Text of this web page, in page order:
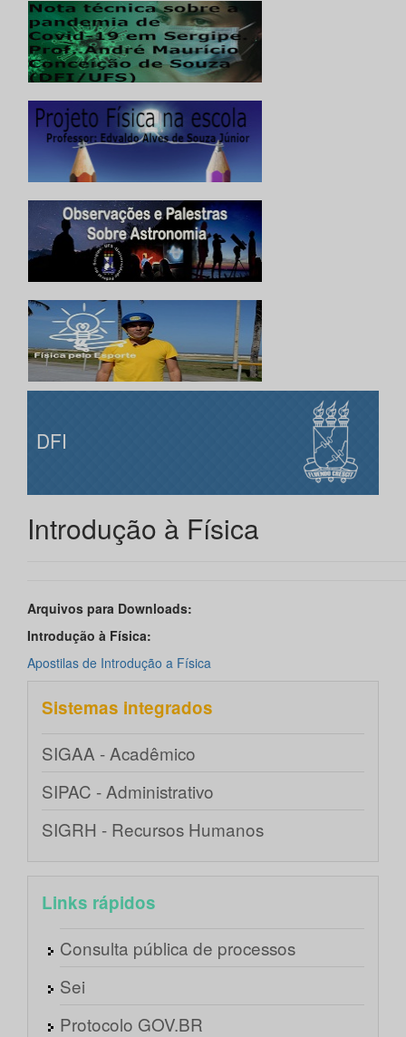
DFI
Introdução à Física
Arquivos para Downloads:
Introdução à Física:
Apostilas de Introdução a Física
Sistemas integrados
SIGAA - Acadêmico
SIPAC - Administrativo
SIGRH - Recursos Humanos
Links rápidos
Consulta pública de processos
Sei
Protocolo GOV.BR